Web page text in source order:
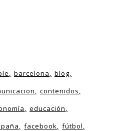
barcelona
blog
contenidos
educación
facebook
fútbol